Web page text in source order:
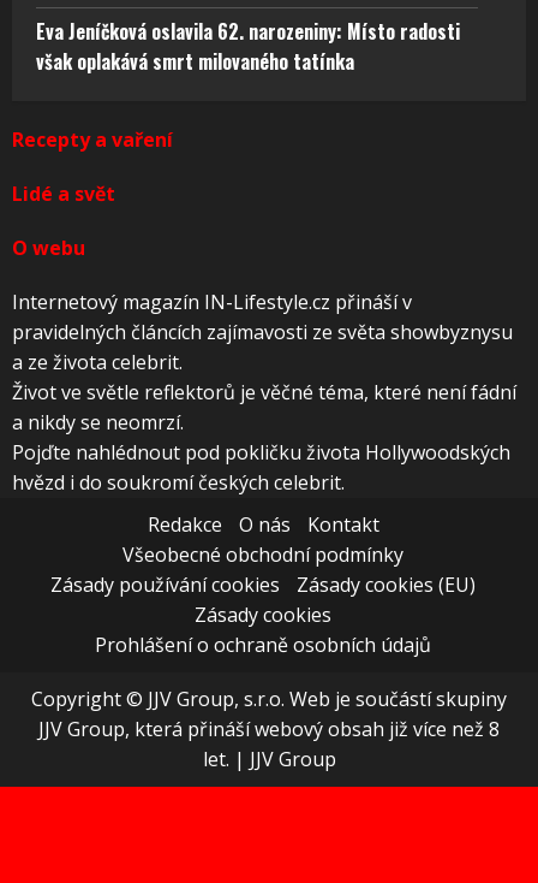
Eva Jeníčková oslavila 62. narozeniny: Místo radosti
však oplakává smrt milovaného tatínka
Recepty a vaření
Lidé a svět
O webu
Internetový magazín IN-Lifestyle.cz přináší v
pravidelných článcích zajímavosti ze světa showbyznysu
a ze života celebrit.
Život ve světle reflektorů je věčné téma, které není fádní
a nikdy se neomrzí.
Pojďte nahlédnout pod pokličku života Hollywoodských
hvězd i do soukromí českých celebrit.
Redakce
O nás
Kontakt
Všeobecné obchodní podmínky
Zásady používání cookies
Zásady cookies (EU)
Zásady cookies
Prohlášení o ochraně osobních údajů
Copyright © JJV Group, s.r.o. Web je součástí skupiny
JJV Group, která přináší webový obsah již více než 8
let. | JJV Group